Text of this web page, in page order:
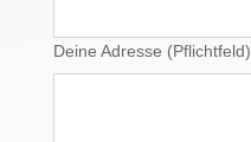
Deine Adresse (Pflichtfeld)